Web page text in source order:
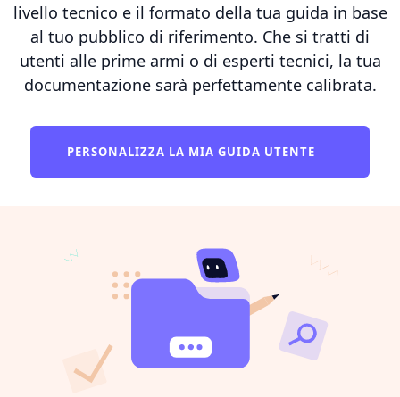
livello tecnico e il formato della tua guida in base
al tuo pubblico di riferimento. Che si tratti di
utenti alle prime armi o di esperti tecnici, la tua
documentazione sarà perfettamente calibrata.
PERSONALIZZA LA MIA GUIDA UTENTE